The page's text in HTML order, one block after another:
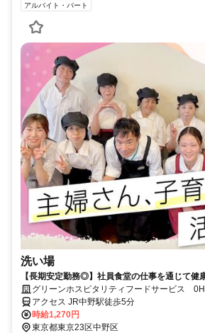
アルバイト・パート
洗い場
【長期安定勤務◎】社員食堂の仕事を通じて健
にお届けしませんか？
グリーンホスピタリティフードサービス
アクセス JR中野駅徒歩5分
時給1,270円
東京都東京23区中野区